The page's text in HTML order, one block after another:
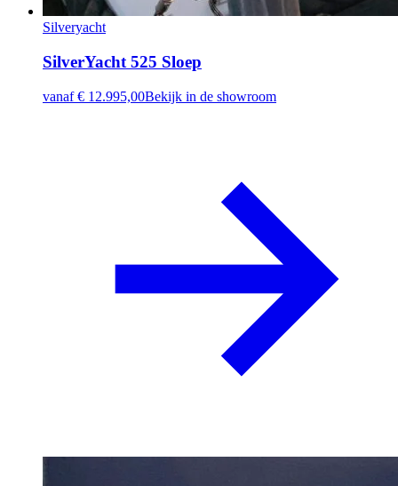
Silveryacht
SilverYacht 525 Sloep
vanaf € 12.995,00Bekijk in de showroom